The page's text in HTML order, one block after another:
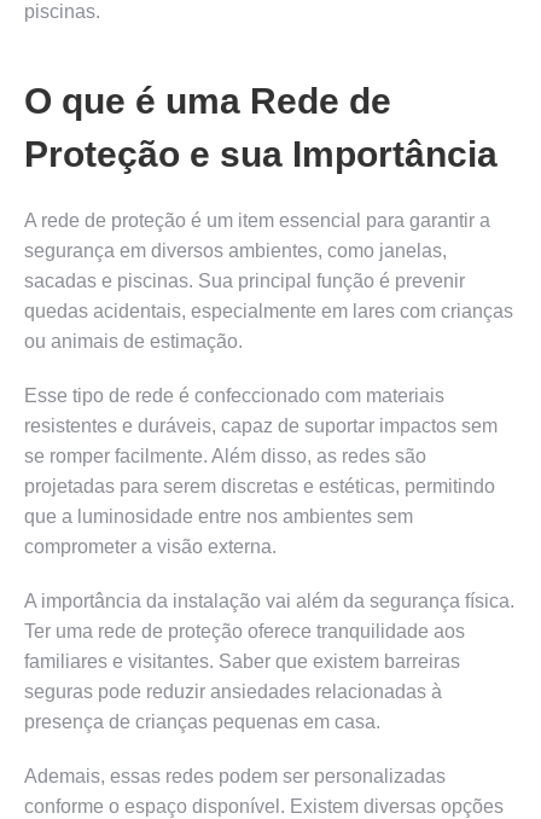
piscinas.
O que é uma Rede de
Proteção e sua Importância
A rede de proteção é um item essencial para garantir a
segurança em diversos ambientes, como janelas,
sacadas e piscinas. Sua principal função é prevenir
quedas acidentais, especialmente em lares com crianças
ou animais de estimação.
Esse tipo de rede é confeccionado com materiais
resistentes e duráveis, capaz de suportar impactos sem
se romper facilmente. Além disso, as redes são
projetadas para serem discretas e estéticas, permitindo
que a luminosidade entre nos ambientes sem
comprometer a visão externa.
A importância da instalação vai além da segurança física.
Ter uma rede de proteção oferece tranquilidade aos
familiares e visitantes. Saber que existem barreiras
seguras pode reduzir ansiedades relacionadas à
presença de crianças pequenas em casa.
Ademais, essas redes podem ser personalizadas
conforme o espaço disponível. Existem diversas opções